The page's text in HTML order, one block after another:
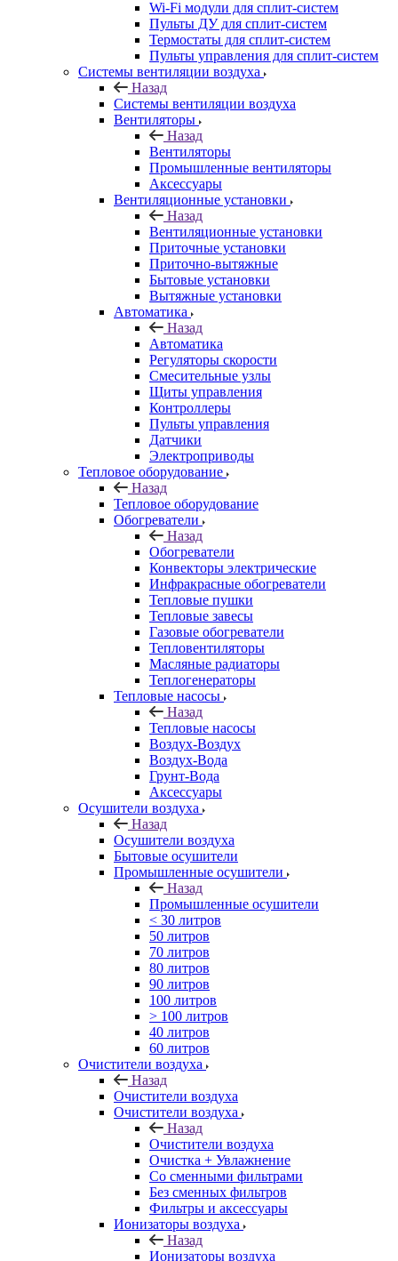
Wi-Fi модули для сплит-систем
Пульты ДУ для сплит-систем
Термостаты для сплит-систем
Пульты управления для сплит-систем
Системы вентиляции воздуха
Назад
Системы вентиляции воздуха
Вентиляторы
Назад
Вентиляторы
Промышленные вентиляторы
Аксессуары
Вентиляционные установки
Назад
Вентиляционные установки
Приточные установки
Приточно-вытяжные
Бытовые установки
Вытяжные установки
Автоматика
Назад
Автоматика
Регуляторы скорости
Смесительные узлы
Щиты управления
Контроллеры
Пульты управления
Датчики
Электроприводы
Тепловое оборудование
Назад
Тепловое оборудование
Обогреватели
Назад
Обогреватели
Конвекторы электрические
Инфракрасные обогреватели
Тепловые пушки
Тепловые завесы
Газовые обогреватели
Тепловентиляторы
Масляные радиаторы
Теплогенераторы
Тепловые насосы
Назад
Тепловые насосы
Воздух-Воздух
Воздух-Вода
Грунт-Вода
Аксессуары
Осушители воздуха
Назад
Осушители воздуха
Бытовые осушители
Промышленные осушители
Назад
Промышленные осушители
< 30 литров
50 литров
70 литров
80 литров
90 литров
100 литров
> 100 литров
40 литров
60 литров
Очистители воздуха
Назад
Очистители воздуха
Очистители воздуха
Назад
Очистители воздуха
Очистка + Увлажнение
Cо сменными фильтрами
Без сменных фильтров
Фильтры и аксессуары
Ионизаторы воздуха
Назад
Ионизаторы воздуха